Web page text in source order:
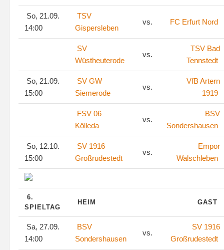
So, 21.09.
14:00
TSV
Gispersleben
vs. FC Erfurt Nord
SV
Wüstheuterode
vs.
TSV Bad
Tennstedt
So, 21.09.
15:00
SV GW
Siemerode
vs.
VfB Artern
1919
FSV 06
Kölleda
vs.
BSV
Sondershausen
So, 12.10.
15:00
SV 1916
Großrudestedt
vs.
Empor
Walschleben
6.
SPIELTAG
HEIM GAST
Sa, 27.09.
14:00
BSV
Sondershausen
vs.
SV 1916
Großrudestedt